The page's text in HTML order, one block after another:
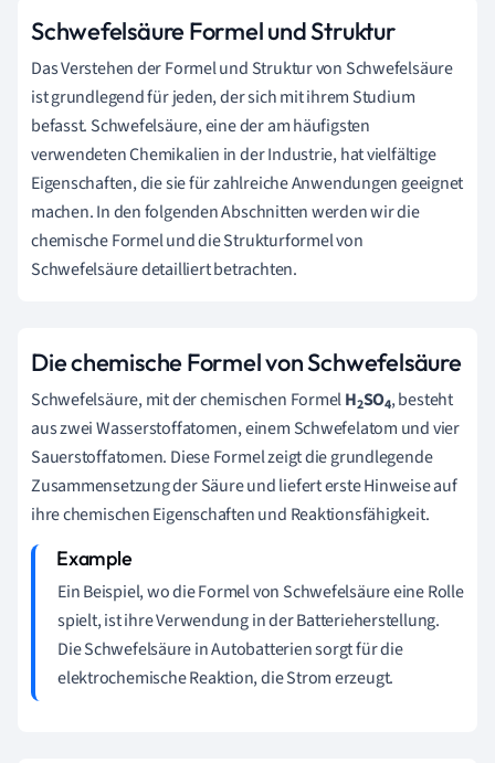
Schwefelsäure Formel und Struktur
Das Verstehen der Formel und Struktur von Schwefelsäure
ist grundlegend für jeden, der sich mit ihrem Studium
befasst. Schwefelsäure, eine der am häufigsten
verwendeten Chemikalien in der Industrie, hat vielfältige
Eigenschaften, die sie für zahlreiche Anwendungen geeignet
machen. In den folgenden Abschnitten werden wir die
chemische Formel und die Strukturformel von
Schwefelsäure detailliert betrachten.
Die chemische Formel von Schwefelsäure
Schwefelsäure, mit der chemischen FormelH2SO4, besteht
aus zwei Wasserstoffatomen, einem Schwefelatom und vier
Sauerstoffatomen. Diese Formel zeigt die grundlegende
Zusammensetzung der Säure und liefert erste Hinweise auf
ihre chemischen Eigenschaften und Reaktionsfähigkeit.
Ein Beispiel, wo die Formel von Schwefelsäure eine Rolle
spielt, ist ihre Verwendung in der Batterieherstellung.
Die Schwefelsäure in Autobatterien sorgt für die
elektrochemische Reaktion, die Strom erzeugt.